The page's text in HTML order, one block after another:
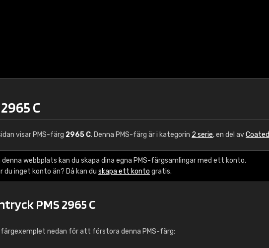
C
visar PMS-färg 2965 C. Denna PMS-färg är i kategorin 2 serie, en del avCoated
denna webbplats kan du skapa dina egna PMS-färgsamlingar med ett konto.
du inget konto än? Då kan du skapa ett konto gratis.
PMS 2965 C
färgexemplet nedan för att förstora denna PMS-färg: